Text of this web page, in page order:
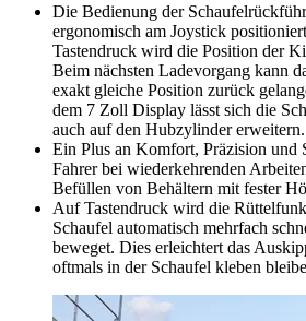
Die Bedienung der
ergonomisch am Joystick
Tastendruck wird die Position der
Beim nächsten Ladevorgang kann
exakt gleiche Position zurück
dem 7 Zoll Display lässt sich die
auch auf den Hubzylinder erweitern.
Ein Plus an Komfort, Präzision und
Fahrer bei wiederkehrenden
Befüllen von Behältern mit fester
Auf Tastendruck wird die
Schaufel automatisch mehrfach
beweget. Dies erleichtert das
oftmals in der Schaufel kleben